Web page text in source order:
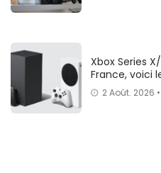
Xbox Series
France, voici
2 Août. 2026 •